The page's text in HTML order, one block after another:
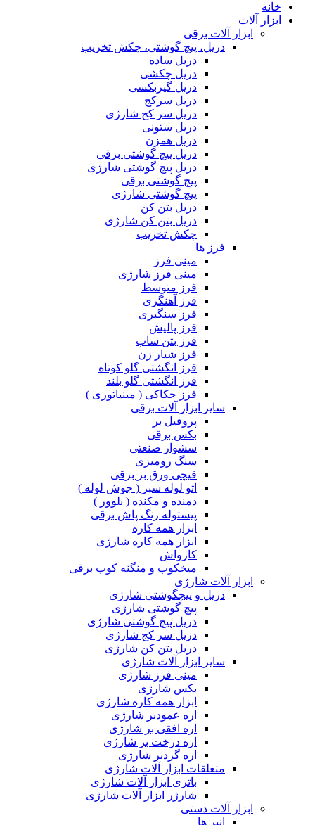
خانه
ابزار آلات
ابزار آلات برقی
دریل، پیچ گوشتی، چکش تخریب
دریل ساده
دریل چکشی
دریل گیربکسی
دریل سرکج
دریل سر کج شارژی
دریل ستونی
دریل همزن
دریل پیچ گوشتی برقی
دریل پیچ گوشتی شارژی
پیچ گوشتی برقی
پیچ گوشتی شارژی
دریل بتن کن
دریل بتن کن شارژی
چکش تخریب
فرز ها
مینی فرز
مینی فرز شارژی
فرز متوسط
فرز آهنگری
فرز سنگبری
فرز پالیش
فرز بتن ساب
فرز شیار زن
فرز انگشتی گلو کوتاه
فرز انگشتی گلو بلند
فرز حکاکی ( مینیاتوری )
سایر ابزار آلات برقی
پروفیل بر
بکس برقی
سشوار صنعتی
سنگ رومیزی
قیچی ورق بر برقی
اتو لوله سبز ( جوش لوله )
دمنده و مکنده ( بلوور )
پیستوله رنگ پاش برقی
ابزار همه کاره
ابزار همه کاره شارژی
کارواش
میخکوب و منگنه کوب برقی
ابزار آلات شارژی
دریل و پیچگوشتی شارژی
پیچ گوشتی شارژی
دریل پیچ گوشتی شارژی
دریل سر کج شارژی
دریل بتن کن شارژی
سایر ابزار آلات شارژی
مینی فرز شارژی
بکس شارژی
ابزار همه کاره شارژی
اره عمودبر شارژی
اره افقی بر شارژی
اره درخت بر شارژی
اره گردبر شارژی
متعلقات ابزار آلات شارژی
باتری ابزار آلات شارژی
شارژر ابزار آلات شارژی
ابزار آلات دستی
انبر ها